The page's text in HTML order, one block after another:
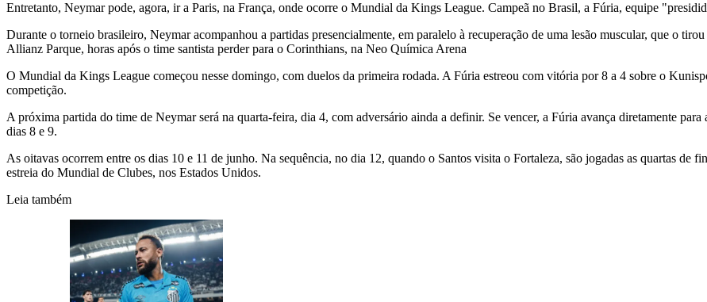
Entretanto, Neymar pode, agora, ir a Paris, na França, onde ocorre o Mundial da Kings League. Campeã no Brasil, a Fúria, equipe
Durante o torneio brasileiro, Neymar acompanhou a partidas presencialmente, em paralelo à recuperação de uma lesão muscular, que o
Allianz Parque, horas após o time santista perder para o Corinthians, na Neo Química Arena
O Mundial da Kings League começou nesse domingo, com duelos da primeira rodada. A Fúria estreou com vitória por 8 a 4 sobre o
competição.
A próxima partida do time de Neymar será na quarta-feira, dia 4, com adversário ainda a definir. Se vencer, a Fúria avança diretamente
dias 8 e 9.
As oitavas ocorrem entre os dias 10 e 11 de junho. Na sequência, no dia 12, quando o Santos visita o Fortaleza, são jogadas as quartas de
estreia do Mundial de Clubes, nos Estados Unidos.
Leia também